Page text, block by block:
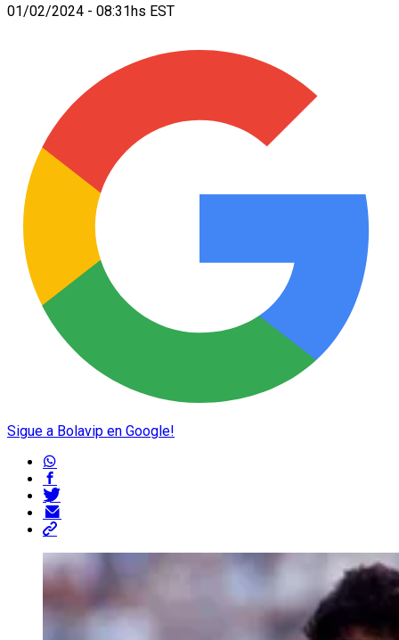
01/02/2024 - 08:31hs EST
Sigue a Bolavip en Google!